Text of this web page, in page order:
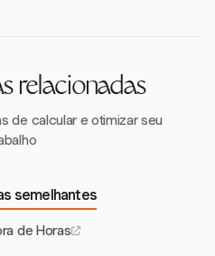
relacionadas
de calcular e otimizar seu
semelhantes
de Horas